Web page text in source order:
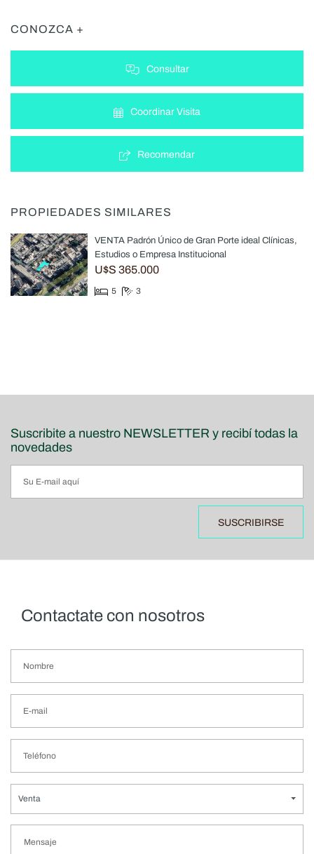
CONOZCA +
Consultar
Coordinar Visita
Recomendar
PROPIEDADES SIMILARES
VENTA Padrón Único de Gran Porte ideal Clínicas,
Estudios o Empresa Institucional
U$S 365.000
5 3
Suscribite a nuestro NEWSLETTER y recibí todas la
novedades
SUSCRIBIRSE
Contactate con nosotros
Venta